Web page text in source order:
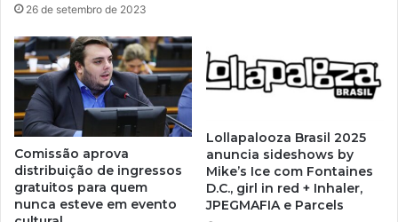
26 de setembro de 2023
Comissão aprova
distribuição de ingressos
gratuitos para quem
nunca esteve em evento
Lollapalooza Brasil 2025
anuncia sideshows by
Mike’s Ice com Fontaines
D.C., girl in red + Inhaler,
JPEGMAFIA e Parcels